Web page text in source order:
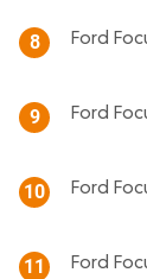
8 Ford
9 Ford
10 Ford
11 Ford